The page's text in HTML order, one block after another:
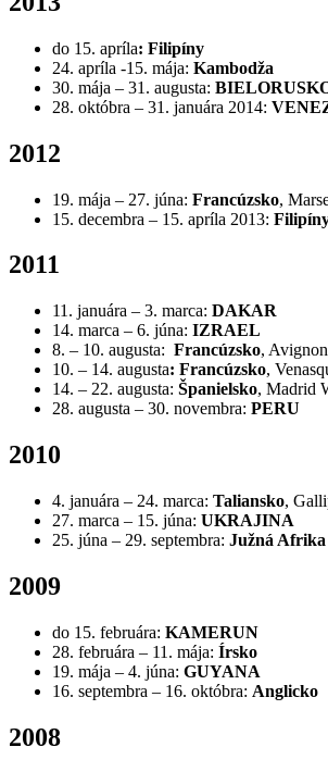
do 15. apríla: Filipíny
24. apríla -15. mája: Kambodža
30. mája – 31. augusta:
28. októbra – 31. januára 2014:
2012
19. mája – 27. júna: Francúzsko,
15. decembra – 15. apríla 2013:
2011
11. januára – 3. marca: DAKAR
14. marca – 6. júna: IZRAEL
8. – 10. augusta­: Francúzsko, Avignon
10. – 14. augusta: Francúzsko,
14. – 22. augusta: Španielsko, Madrid
28. augusta – 30. novembra: PERU
2010
4. januára – 24. marca: Taliansko,
27. marca – 15. júna: UKRAJINA
25. júna – 29. septembra: Južná Afrika
2009
do 15. februára: KAMERUN
28. februára – 11. mája: Írsko
19. mája – 4. júna: GUYANA
16. septembra – 16. októbra: Anglicko
2008